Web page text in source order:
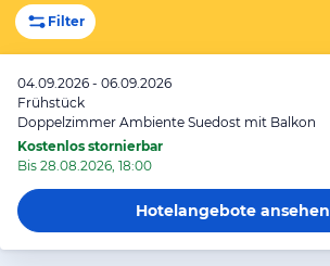
Filter
04.09.2026 - 06.09.2026
Frühstück
Doppelzimmer Ambiente Suedost mit Balkon
Kostenlos stornierbar
Bis 28.08.2026, 18:00
Hotelangeboteansehen